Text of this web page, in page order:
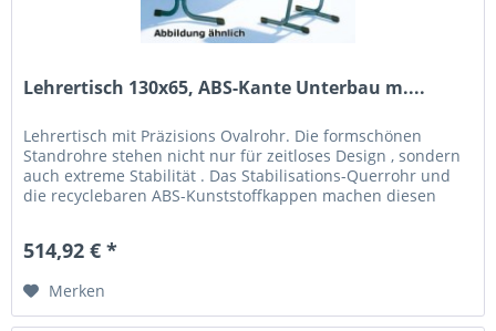
Lehrertisch 130x65, ABS-Kante Unterbau m....
Lehrertisch mit Präzisions Ovalrohr. Die formschönen
Standrohre stehen nicht nur für zeitloses Design , sondern
auch extreme Stabilität . Das Stabilisations-Querrohr und
die recyclebaren ABS-Kunststoffkappen machen diesen
514,92 € *
Merken